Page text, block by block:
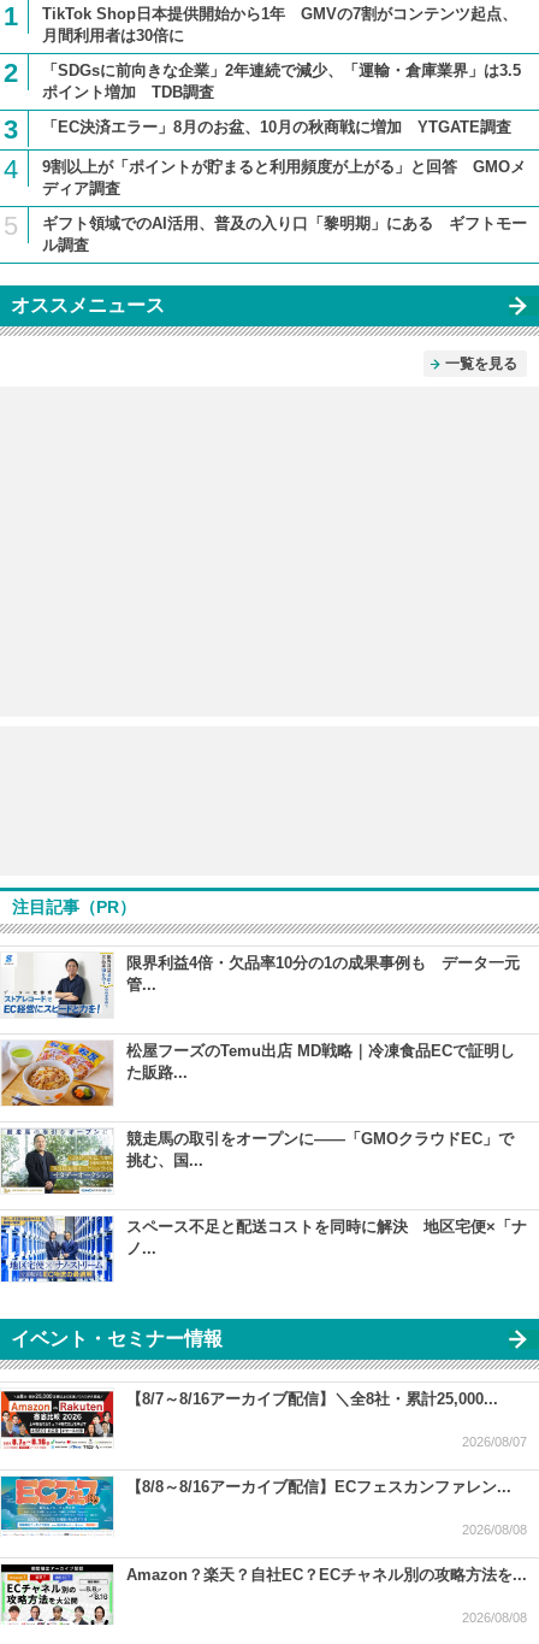
1
TikTok Shop日本提供開始から1年 GMVの7割がコンテンツ起点、
月間利用者は30倍に
2
「SDGsに前向きな企業」2年連続で減少、「運輸・倉庫業界」は3.5
ポイント増加 TDB調査
3 「EC決済エラー」8月のお盆、10月の秋商戦に増加 YTGATE調査
4
9割以上が「ポイントが貯まると利用頻度が上がる」と回答 GMOメ
ディア調査
5
ギフト領域でのAI活用、普及の入り口「黎明期」にある ギフトモー
ル調査
オススメニュース
一覧を見る
注目記事（PR）
限界利益4倍・欠品率10分の1の成果事例も データ一元
管...
松屋フーズのTemu出店 MD戦略｜冷凍食品ECで証明し
た販路...
競走馬の取引をオープンに――「GMOクラウドEC」で
挑む、国...
スペース不足と配送コストを同時に解決 地区宅便×「ナ
ノ...
イベント・セミナー情報
【8/7～8/16アーカイブ配信】＼全8社・累計25,000...
2026/08/07
【8/8～8/16アーカイブ配信】ECフェスカンファレン...
2026/08/08
Amazon？楽天？自社EC？ECチャネル別の攻略方法を...
2026/08/08